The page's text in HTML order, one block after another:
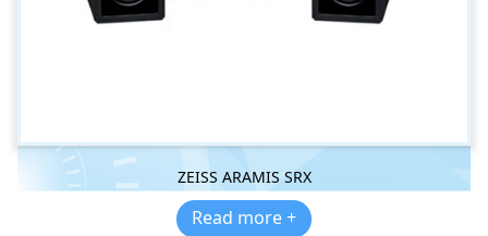
ZEISS ARAMIS SRX
Read more +